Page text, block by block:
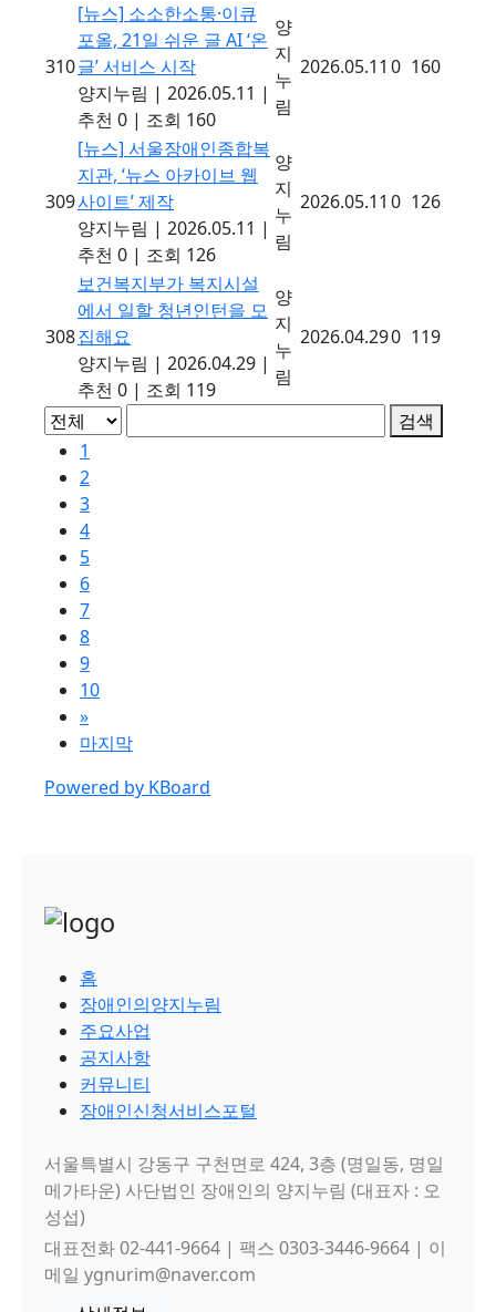
310
[뉴스] 소소한소통·이큐
포올, 21일 쉬운 글 AI ‘온
글’ 서비스 시작
양지누림 | 2026.05.11 |
추천 0 | 조회 160
양
지
누
림
2026.05.11 0 160
309
[뉴스] 서울장애인종합복
지관, ‘뉴스 아카이브 웹
사이트’ 제작
양지누림 | 2026.05.11 |
추천 0 | 조회 126
양
지
누
림
2026.05.11 0 126
308
보건복지부가 복지시설
에서 일할 청년인턴을 모
집해요
양지누림 | 2026.04.29 |
추천 0 | 조회 119
양
지
누
림
2026.04.290 119
검색
1
2
3
4
5
6
7
8
9
10
»
마지막
Powered by KBoard
홈
장애인의양지누림
주요사업
공지사항
커뮤니티
장애인신청서비스포털
서울특별시 강동구 구천면로 424, 3층 (명일동, 명일
메가타운) 사단법인 장애인의 양지누림 (대표자 : 오
성섭)
대표전화 02-441-9664 | 팩스 0303-3446-9664 | 이
메일 ygnurim@naver.com